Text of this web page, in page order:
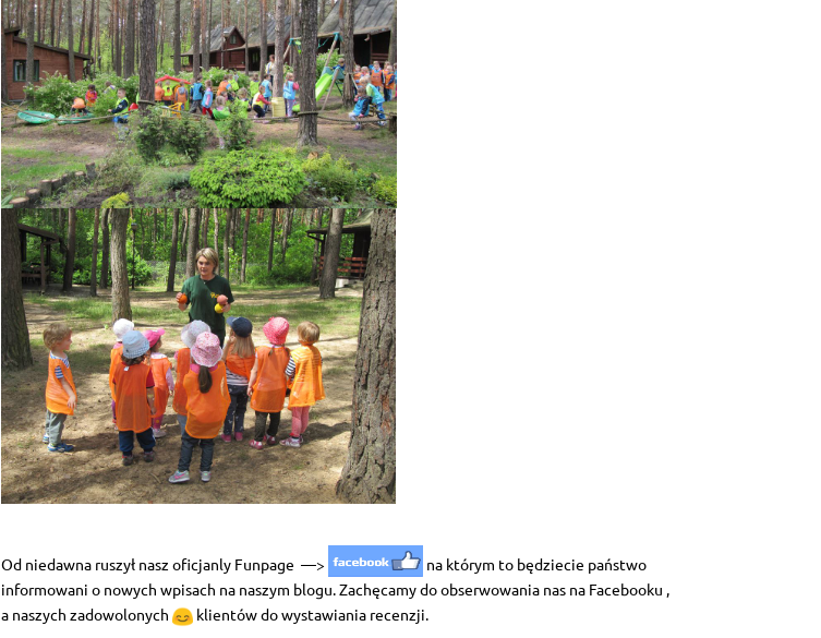
Od niedawna ruszył nasz oficjanly Funpage —>
na którym to będziecie państwo
informowani o nowych wpisach na naszym blogu. Zachęcamy do obserwowania nas na Facebooku ,
a naszych zadowolonych
klientów do wystawiania recenzji.